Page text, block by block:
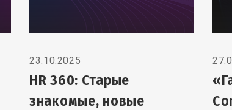
23.10.2025
HR 360: Старые
знакомые, новые